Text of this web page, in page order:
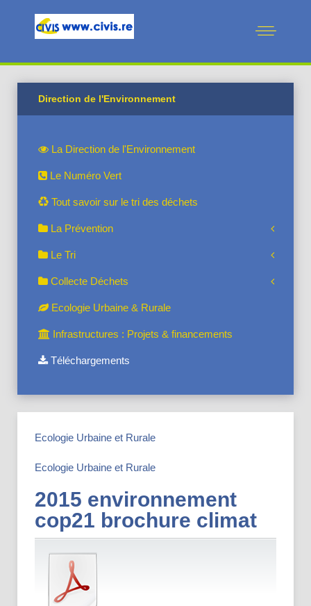
Direction de l'Environnement
La Direction de l'Environnement
Le Numéro Vert
Tout savoir sur le tri des déchets
La Prévention
Le Tri
Collecte Déchets
Ecologie Urbaine & Rurale
Infrastructures : Projets & financements
Téléchargements
Ecologie Urbaine et Rurale
Ecologie Urbaine et Rurale
2015 environnement
cop21 brochure climat